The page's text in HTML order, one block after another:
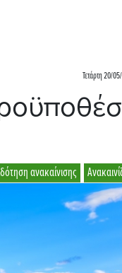
Τετάρτη 20/
ανακαίνισης